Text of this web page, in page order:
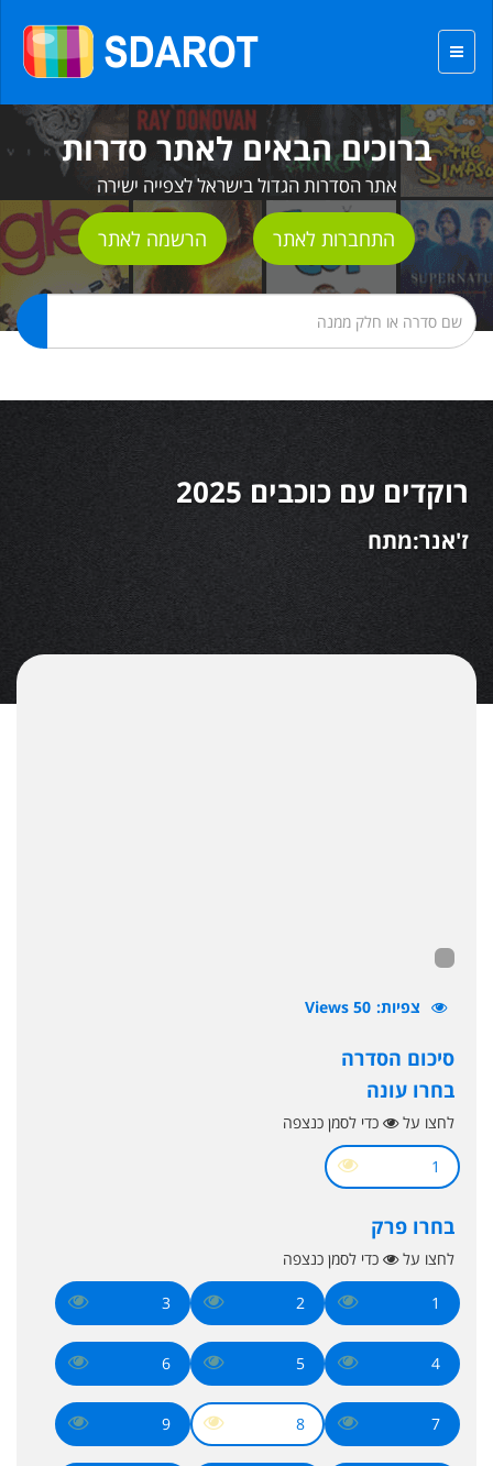
ברוכים הבאים לאתר סדרות
אתר הסדרות הגדול בישראל לצפייה ישירה
התחברות לאתר הרשמה לאתר
רוקדים עם כוכבים 2025
ז'אנר:מתח
צפיות 50 Views
סיכום הסדרה
בחרו עונה
לחצו על כדי לסמן כנצפה
1
בחרו פרק
לחצו על כדי לסמן כנצפה
1
2
3
4
5
6
7
8
9